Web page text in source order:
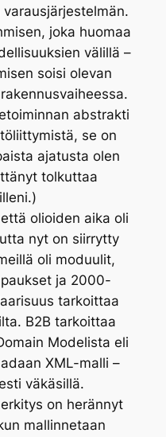
joka huomaa
välillä –
soisi olevan
abstrakti
se on
ajatusta olen
tolkuttaa
olioiden aika oli
nyt on siirrytty
oli moduulit,
ja 2000-
tarkoittaa
B2B tarkoittaa
Modelista eli
XML-malli –
väkäsillä.
on herännyt
mallinnetaan